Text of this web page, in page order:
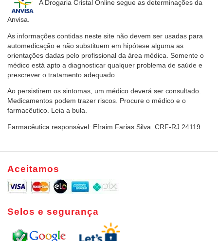
A Drogaria Cristal Online segue as determinações da
Anvisa.
As informações contidas neste site não devem ser usadas para
automedicação e não substituem em hipótese alguma as
orientações dadas pelo profissional da área médica. Somente o
médico está apto a diagnosticar qualquer problema de saúde e
prescrever o tratamento adequado.
Ao persistirem os sintomas, um médico deverá ser consultado.
Medicamentos podem trazer riscos. Procure o médico e o
farmacêutico. Leia a bula.
Farmacêutica responsável: Efraim Farias Silva. CRF-RJ 24119
Aceitamos
Selos e segurança